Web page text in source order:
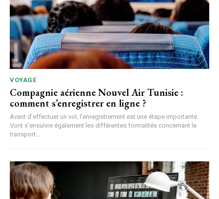
VOYAGE
Compagnie aérienne Nouvel Air Tunisie :
comment s’enregistrer en ligne ?
Avant d’effectuer un vol, l’enregistrement est une étape importante.
Vont s’ensuivre également les différentes formalités concernant le
transport...